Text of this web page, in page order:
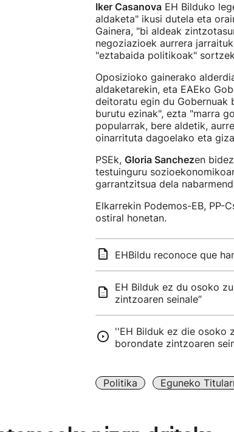
Iker CasanovaEH Bilduko
aldaketa" ikusi dutela eta
Gainera, "bi aldeak
negoziazioek aurrera
"eztabaida politikoak"
Oposizioko gainerako
aldaketarekin, eta EAEko
deitoratu egin du Gobernuak
burutu ezinak", ezta "marra
popularrak, bere aldetik,
oinarrituta dagoelako eta
PSEk, Gloria Sanchezen
testuinguru
garrantzitsua dela
Elkarrekin Podemos-EB,
ostiral honetan.
EHBildu reconoce que
EH Bilduk ez du osoko
zintzoaren seinale”
''EH Bilduk ez die osoko
borondate zintzoaren
Politika Eguneko